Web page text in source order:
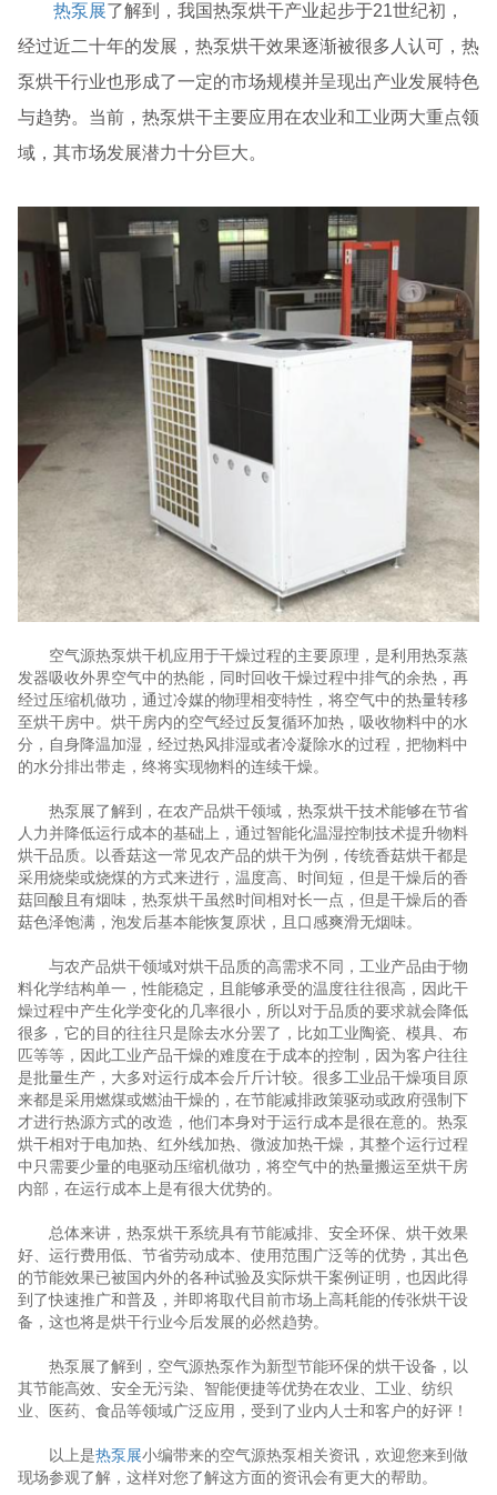
热泵展了解到，我国热泵烘干产业起步于21世纪初，
经过近二十年的发展，热泵烘干效果逐渐被很多人认可，热
泵烘干行业也形成了一定的市场规模并呈现出产业发展特色
与趋势。当前，热泵烘干主要应用在农业和工业两大重点领
域，其市场发展潜力十分巨大。
空气源热泵烘干机应用于干燥过程的主要原理，是利用热泵蒸
发器吸收外界空气中的热能，同时回收干燥过程中排气的余热，再
经过压缩机做功，通过冷媒的物理相变特性，将空气中的热量转移
至烘干房中。烘干房内的空气经过反复循环加热，吸收物料中的水
分，自身降温加湿，经过热风排湿或者冷凝除水的过程，把物料中
的水分排出带走，终将实现物料的连续干燥。
热泵展了解到，在农产品烘干领域，热泵烘干技术能够在节省
人力并降低运行成本的基础上，通过智能化温湿控制技术提升物料
烘干品质。以香菇这一常见农产品的烘干为例，传统香菇烘干都是
采用烧柴或烧煤的方式来进行，温度高、时间短，但是干燥后的香
菇回酸且有烟味，热泵烘干虽然时间相对长一点，但是干燥后的香
菇色泽饱满，泡发后基本能恢复原状，且口感爽滑无烟味。
与农产品烘干领域对烘干品质的高需求不同，工业产品由于物
料化学结构单一，性能稳定，且能够承受的温度往往很高，因此干
燥过程中产生化学变化的几率很小，所以对于品质的要求就会降低
很多，它的目的往往只是除去水分罢了，比如工业陶瓷、模具、布
匹等等，因此工业产品干燥的难度在于成本的控制，因为客户往往
是批量生产，大多对运行成本会斤斤计较。很多工业品干燥项目原
来都是采用燃煤或燃油干燥的，在节能减排政策驱动或政府强制下
才进行热源方式的改造，他们本身对于运行成本是很在意的。热泵
烘干相对于电加热、红外线加热、微波加热干燥，其整个运行过程
中只需要少量的电驱动压缩机做功，将空气中的热量搬运至烘干房
内部，在运行成本上是有很大优势的。
总体来讲，热泵烘干系统具有节能减排、安全环保、烘干效果
好、运行费用低、节省劳动成本、使用范围广泛等的优势，其出色
的节能效果已被国内外的各种试验及实际烘干案例证明，也因此得
到了快速推广和普及，并即将取代目前市场上高耗能的传张烘干设
备，这也将是烘干行业今后发展的必然趋势。
热泵展了解到，空气源热泵作为新型节能环保的烘干设备，以
其节能高效、安全无污染、智能便捷等优势在农业、工业、纺织
业、医药、食品等领域广泛应用，受到了业内人士和客户的好评！
以上是热泵展小编带来的空气源热泵相关资讯，欢迎您来到做
现场参观了解，这样对您了解这方面的资讯会有更大的帮助。